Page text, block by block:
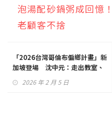
泡湯配砂鍋粥成回憶
老顧客不捨
「2026台灣哥倫布偏鄉計畫」新
加坡登場 沈中元：走出教室、
連結國際，是幫助偏鄉孩童最務
實的解方
2026 年 2 月 5 日